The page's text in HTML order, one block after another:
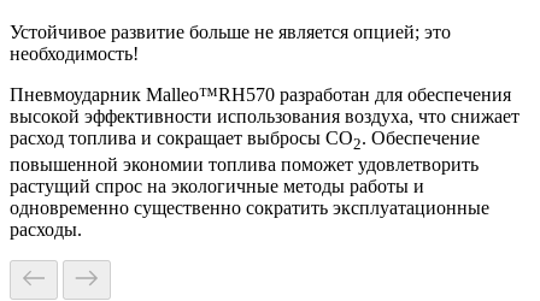
Устойчивое развитие больше не является опцией; это
необходимость!
Пневмоударник Malleo™RH570 разработан для обеспечения
высокой эффективности использования воздуха, что снижает
расход топлива и сокращает выбросы CO2. Обеспечение
повышенной экономии топлива поможет удовлетворить
растущий спрос на экологичные методы работы и
одновременно существенно сократить эксплуатационные
расходы.